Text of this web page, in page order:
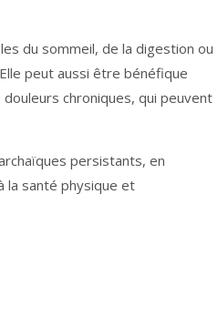
du sommeil, de la digestion ou
peut aussi être bénéfique
chroniques, qui peuvent
persistants, en
la santé physique et